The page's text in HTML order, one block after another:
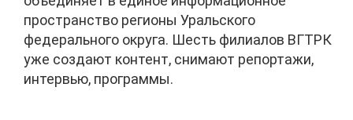
пространство регионы Уральского
федерального округа. Шесть филиалов ВГТРК
уже создают контент, снимают репортажи,
интервью, программы.